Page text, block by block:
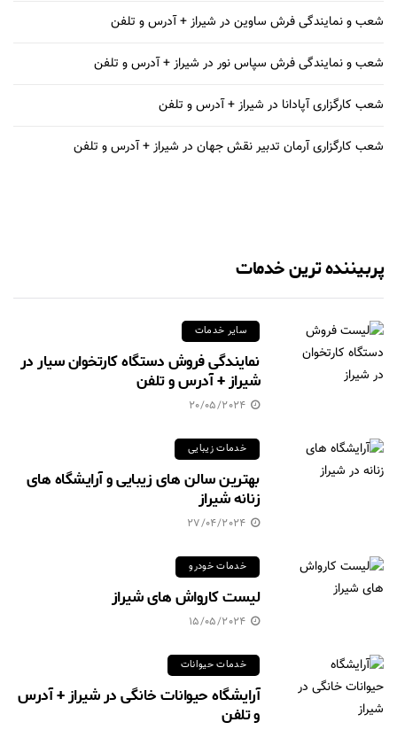
شعب و نمایندگی فرش ساوین در شیراز + آدرس و تلفن
شعب و نمایندگی فرش سپاس نور در شیراز + آدرس و تلفن
شعب کارگزاری آپادانا در شیراز + آدرس و تلفن
شعب کارگزاری آرمان تدبیر نقش جهان در شیراز + آدرس و تلفن
پربیننده ترین خدمات
سایر خدمات
نمایندگی فروش دستگاه کارتخوان سیار در
شیراز + آدرس و تلفن
20/05/2024
خدمات زیبایی
بهترین سالن های زیبایی و آرایشگاه های
زنانه شیراز
27/04/2024
خدمات خودرو
لیست کارواش های شیراز
15/05/2024
خدمات حیوانات
آرایشگاه حیوانات خانگی در شیراز + آدرس
و تلفن